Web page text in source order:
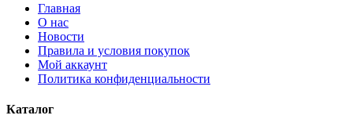
Главная
О нас
Новости
Правила и условия покупок
Мой аккаунт
Политика конфиденциальности
Каталог